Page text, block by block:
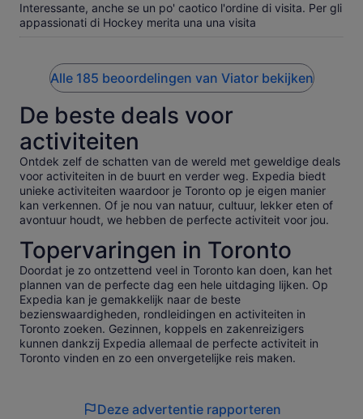
Interessante, anche se un po' caotico l'ordine di visita. Per gli
appassionati di Hockey merita una una visita
Alle 185 beoordelingen van Viator bekijken
De beste deals voor
activiteiten
Ontdek zelf de schatten van de wereld met geweldige deals
voor activiteiten in de buurt en verder weg. Expedia biedt
unieke activiteiten waardoor je Toronto op je eigen manier
kan verkennen. Of je nou van natuur, cultuur, lekker eten of
avontuur houdt, we hebben de perfecte activiteit voor jou.
Topervaringen in Toronto
Doordat je zo ontzettend veel in Toronto kan doen, kan het
plannen van de perfecte dag een hele uitdaging lijken. Op
Expedia kan je gemakkelijk naar de beste
bezienswaardigheden, rondleidingen en activiteiten in
Toronto zoeken. Gezinnen, koppels en zakenreizigers
kunnen dankzij Expedia allemaal de perfecte activiteit in
Toronto vinden en zo een onvergetelijke reis maken.
Deze advertentie rapporteren